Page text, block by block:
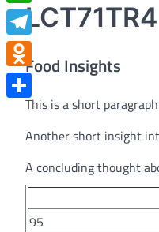
LCT71TR4
Food Insights
This is a short
Another short insight
A concluding thought
95
WhatsApp
Telegram
Odnoklassniki
Отправить